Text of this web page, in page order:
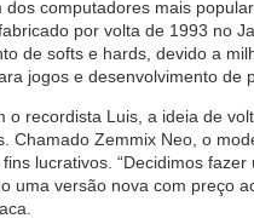
dos computadores mais
por volta de 1993 no
de softs e hards, devido a
jogos e desenvolvimento de
o recordista Luis, a ideia de
Chamado Zemmix Neo, o
lucrativos. “Decidimos
uma versão nova com preço